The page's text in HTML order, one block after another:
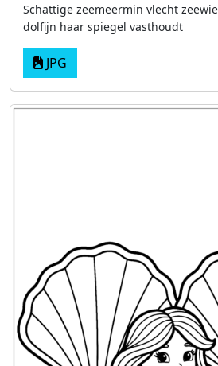
Schattige zeemeermin vlecht
dolfijn haar spiegel vasthoudt
JPG